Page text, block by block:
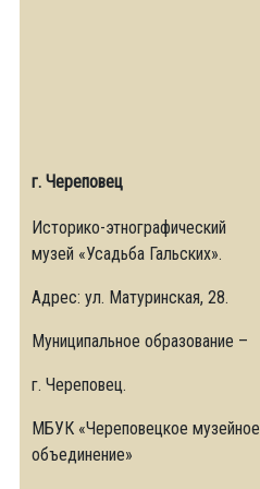
г. Череповец
Историко-этнографический
музей «Усадьба Гальских».
Адрес: ул. Матуринская, 28.
Муниципальное образование –
г. Череповец.
МБУК «Череповецкое музейное
объединение»